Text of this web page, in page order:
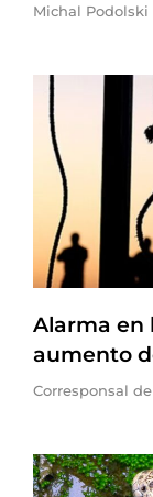
Michal Podolski
Alarma en
aumento
Corresponsal de